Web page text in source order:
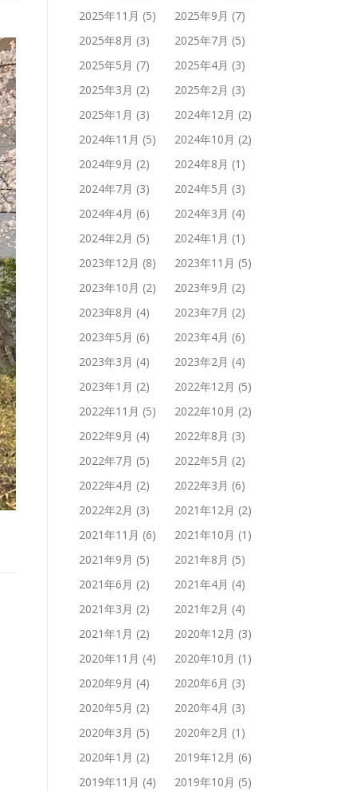
2025年11月 (5) 2025年9月 (7)
2025年8月 (3) 2025年7月 (5)
2025年5月 (7) 2025年4月 (3)
2025年3月 (2) 2025年2月 (3)
2025年1月 (3) 2024年12月 (2)
2024年11月 (5) 2024年10月 (2)
2024年9月 (2) 2024年8月 (1)
2024年7月 (3) 2024年5月 (3)
2024年4月 (6) 2024年3月 (4)
2024年2月 (5) 2024年1月 (1)
2023年12月 (8) 2023年11月 (5)
2023年10月 (2) 2023年9月 (2)
2023年8月 (4) 2023年7月 (2)
2023年5月 (6) 2023年4月 (6)
2023年3月 (4) 2023年2月 (4)
2023年1月 (2) 2022年12月 (5)
2022年11月 (5) 2022年10月 (2)
2022年9月 (4) 2022年8月 (3)
2022年7月 (5) 2022年5月 (2)
2022年4月 (2) 2022年3月 (6)
2022年2月 (3) 2021年12月 (2)
2021年11月 (6) 2021年10月 (1)
2021年9月 (5) 2021年8月 (5)
2021年6月 (2) 2021年4月 (4)
2021年3月 (2) 2021年2月 (4)
2021年1月 (2) 2020年12月 (3)
2020年11月 (4) 2020年10月 (1)
2020年9月 (4) 2020年6月 (3)
2020年5月 (2) 2020年4月 (3)
2020年3月 (5) 2020年2月 (1)
2020年1月 (2) 2019年12月 (6)
2019年11月 (4) 2019年10月 (5)